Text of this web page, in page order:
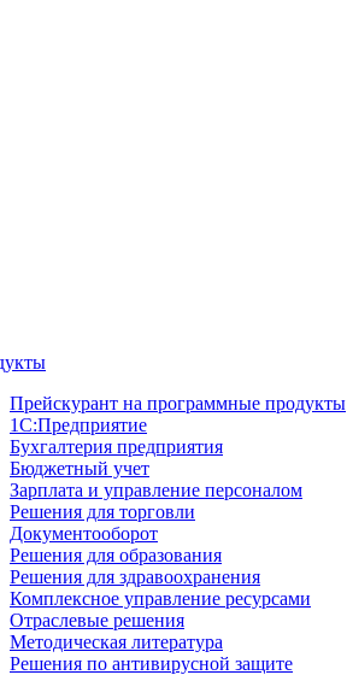
Прейскурант на программные продукты
1С:Предприятие
Бухгалтерия предприятия
Бюджетный учет
Зарплата и управление персоналом
Решения для торговли
Документооборот
Решения для образования
Решения для здравоохранения
Комплексное управление ресурсами
Отраслевые решения
Методическая литература
Решения по антивирусной защите